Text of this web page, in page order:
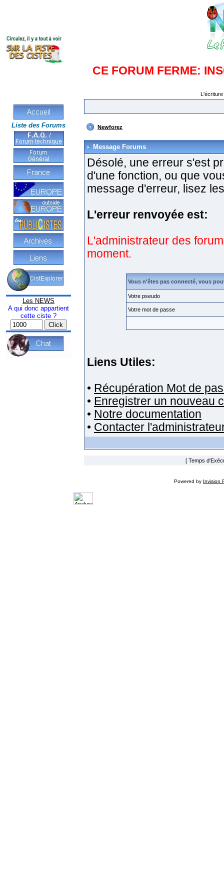
CE FORUM FERME:
Liste des Forums
Les NEWS
A qui donc appartient
cette ciste ?
Newforez
Message Forums
Désolé, une erreur s'est
d'une fonction, ou que
message d'erreur, lisez
L'erreur renvoyée est:
L'administrateur des
moment.
Vous n'êtes pas connecté, vous
Votre pseudo
Votre mot de passe
Liens Utiles:
• Récupération Mot de
• Enregistrer un nouveau
• Notre documentation
• Contacter
[ Temps
Powered by Invision